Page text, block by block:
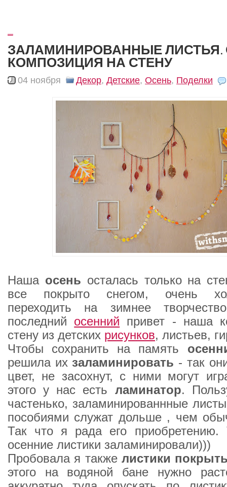
ЗАЛАМИНИРОВАННЫЕ ЛИСТЬЯ.
КОМПОЗИЦИЯ НА СТЕНУ
04 ноября Декор, Детские, Осень, Поделки
Наша осень осталась только на
все покрыто снегом, очень
переходить на зимнее
последний осенний привет - наша
стену из детских рисунков, листьев,
Чтобы сохранить на память
решила ихзаламинировать - так
цвет, не засохнут, с ними могут
этого у нас есть ламинатор.
частенько, заламинированнные
пособиями служат дольше , чем
Так что я рада его приобретению.
осенние листики заламинировали)))
Пробовала я также листики
этого на водяной бане нужно